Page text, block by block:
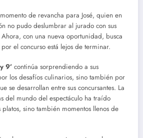
de revancha para José, quien en
no pudo deslumbrar al jurado con sus
con una nueva oportunidad, busca
el concurso está lejos de terminar.
9’ continúa sorprendiendo a sus
los desafíos culinarios, sino también por
se desarrollan entre sus concursantes. La
del mundo del espectáculo ha traído
sino también momentos llenos de